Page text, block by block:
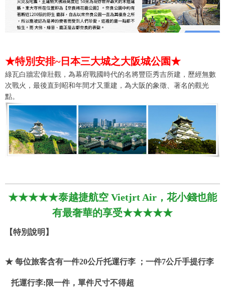
★特別安排~日本三大城之大阪城公園★
綠瓦白牆宏偉壯觀，為幕府戰國時代的名將豐臣秀吉所建，歷經無數
次戰火，最後直到昭和年間才又重建，為大阪的象徵、著名的觀光
點。
★★★★★泰越捷航空 Vietjrt Air，花小錢也能
有最奢華的享受★★★★★
【特別說明】
★ 每位旅客含有一件20公斤托運行李 ；一件7公斤手提行李
托運行李:限一件，單件尺寸不得超